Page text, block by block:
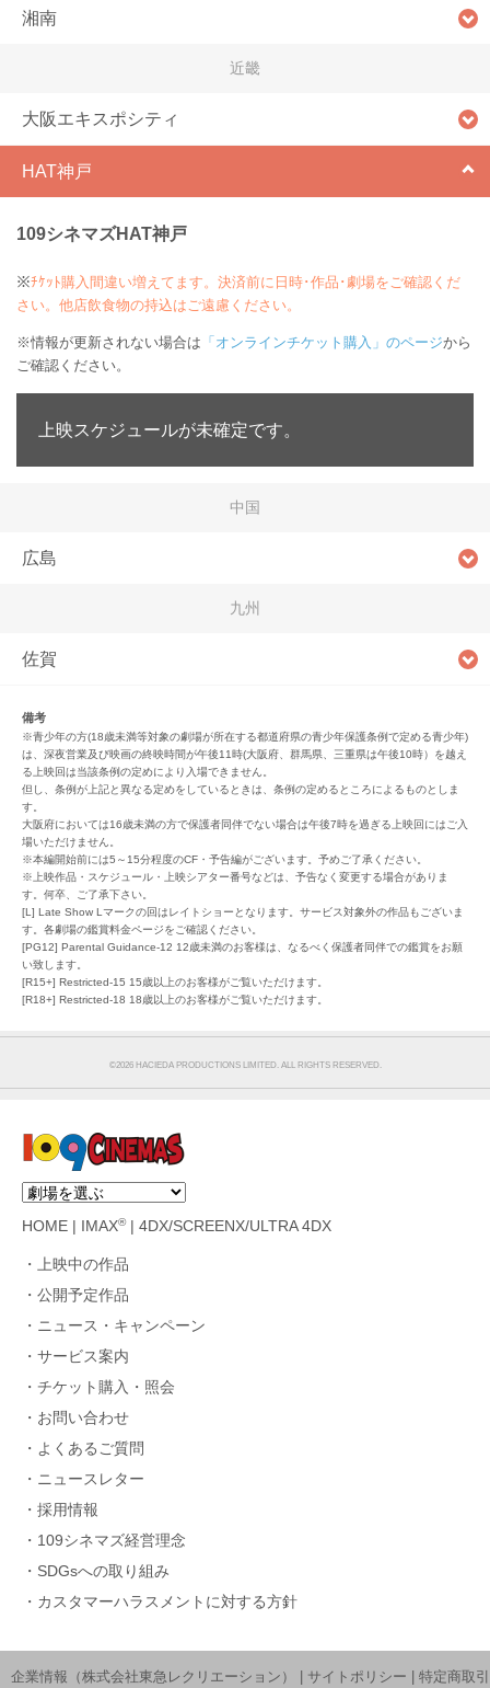
湘南
近畿
大阪エキスポシティ
HAT神戸
109シネマズHAT神戸
※ﾁｹｯﾄ購入間違い増えてます。決済前に日時･作品･劇場をご確認くだ
さい。他店飲食物の持込はご遠慮ください。
※情報が更新されない場合は 「オンラインチケット購入」のページから
ご確認ください。
上映スケジュールが未確定です。
中国
広島
九州
佐賀
備考
※青少年の方(18歳未満等対象の劇場が所在する都道府県の青少年保護条例で定める青少年)
は、深夜営業及び映画の終映時間が午後11時(大阪府、群馬県、三重県は午後10時）を越え
る上映回は当該条例の定めにより入場できません。
但し、条例が上記と異なる定めをしているときは、条例の定めるところによるものとしま
す。
大阪府においては16歳未満の方で保護者同伴でない場合は午後7時を過ぎる上映回にはご入
場いただけません。
※本編開始前には5～15分程度のCF・予告編がございます。予めご了承ください。
※上映作品・スケジュール・上映シアター番号などは、予告なく変更する場合がありま
す。何卒、ご了承下さい。
[L] Late Show Lマークの回はレイトショーとなります。サービス対象外の作品もございま
す。各劇場の鑑賞料金ページをご確認ください。
[PG12] Parental Guidance-12 12歳未満のお客様は、なるべく保護者同伴での鑑賞をお願
い致します。
[R15+] Restricted-15 15歳以上のお客様がご覧いただけます。
[R18+] Restricted-18 18歳以上のお客様がご覧いただけます。
©︎2026 HACIEDA PRODUCTIONS LIMITED. ALL RIGHTS RESERVED.
HOME IMAX®| 4DX/SCREENX/ULTRA 4DX
上映中の作品
公開予定作品
ニュース・キャンペーン
サービス案内
チケット購入・照会
お問い合わせ
よくあるご質問
ニュースレター
採用情報
109シネマズ経営理念
SDGsへの取り組み
カスタマーハラスメントに対する方針
企業情報（株式会社東急レクリエーション） サイトポリシー 特定商取